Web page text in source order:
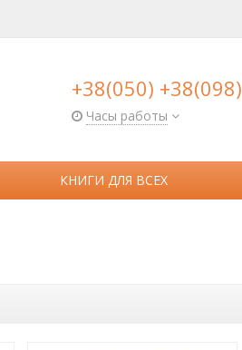
+38(050) +38(098)
Часы работы
КНИГИ ДЛЯ ВСЕХ